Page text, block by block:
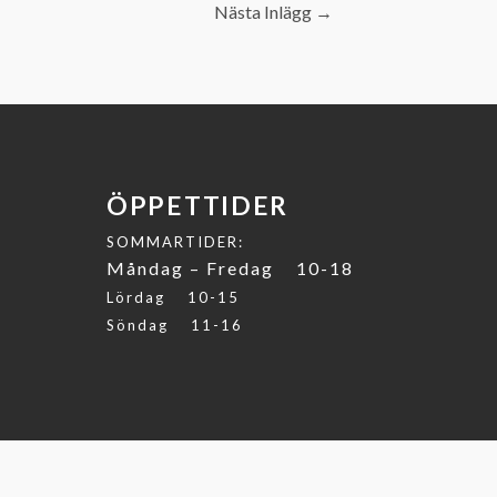
Nästa Inlägg →
ÖPPETTIDER
SOMMARTIDER:
Måndag – Fredag 10-18
Lördag 10-15
Söndag 11-16